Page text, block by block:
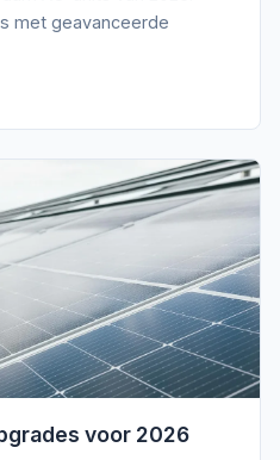
met geavanceerde
voor 2026